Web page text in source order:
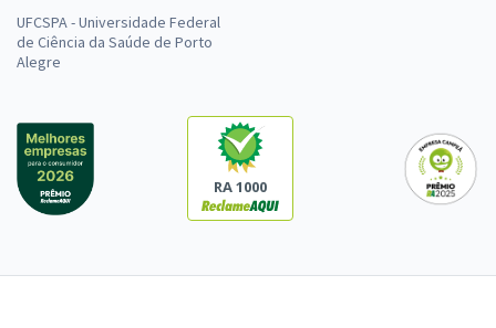
UFCSPA - Universidade Federal
de Ciência da Saúde de Porto
Alegre
RA 1000